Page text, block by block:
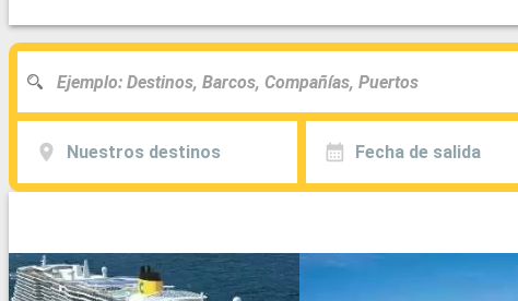
Nuestros destinos Fecha de salida